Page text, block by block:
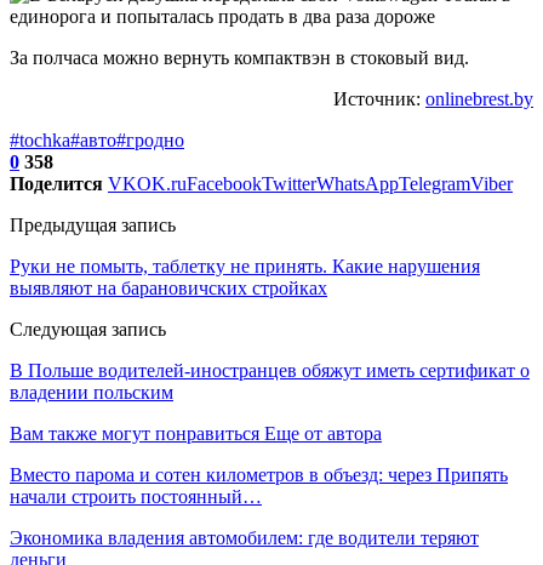
За полчаса можно вернуть компактвэн в стоковый вид.
Источник: onlinebrest.by
#tochka#авто#гродно
0 358
Поделится VKOK.ruFacebookTwitterWhatsAppTelegramViber
Предыдущая запись
Руки не помыть, таблетку не принять. Какие нарушения
выявляют на барановичских стройках
Следующая запись
В Польше водителей-иностранцев обяжут иметь сертификат о
владении польским
Вам также могут понравиться Еще от автора
Вместо парома и сотен километров в объезд: через Припять
начали строить постоянный…
Экономика владения автомобилем: где водители теряют
деньги